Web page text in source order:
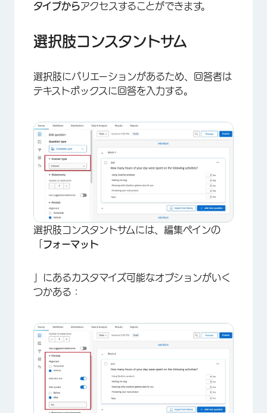
タイプからアクセスすることができます。
選択肢コンスタントサム
選択肢にバリエーションがあるため、回答者は
テキストボックスに回答を入力する。
選択肢コンスタントサムには、編集ペインの
フォーマット
」にあるカスタマイズ可能なオプションがいく
つかある：